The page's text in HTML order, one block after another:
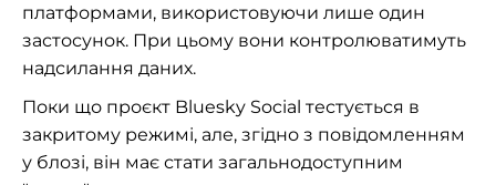
платформами, використовуючи лише один
застосунок. При цьому вони контролюватимуть
надсилання даних.
Поки що проєкт Bluesky Social тестується в
закритому режимі, але, згідно з повідомленням
у блозі, він має стати загальнодоступним